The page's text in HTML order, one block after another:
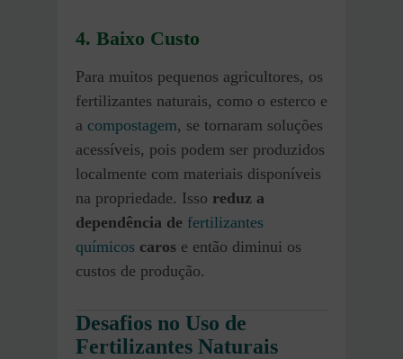
4. Baixo Custo
Para muitos pequenos agricultores, os
fertilizantes naturais, como o esterco e
a compostagem, se tornaram soluções
acessíveis, pois podem ser produzidos
localmente com materiais disponíveis
na propriedade. Isso reduz a
dependência de fertilizantes
químicos caros e então diminui os
custos de produção.
Desafios no Uso de
Fertilizantes Naturais